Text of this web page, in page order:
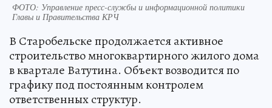
ФОТО: Управление пресс-службы и информационной политики
Главы и Правительства КРЧ
В Старобельске продолжается активное
строительство многоквартирного жилого дома
в квартале Ватутина. Объект возводится по
графику под постоянным контролем
ответственных структур.